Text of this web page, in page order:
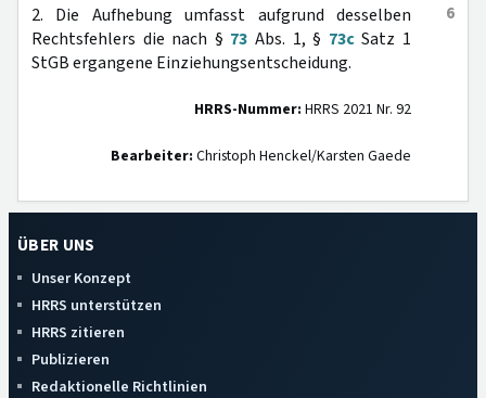
6
2. Die Aufhebung umfasst aufgrund desselben
Rechtsfehlers die nach § 73 Abs. 1, § 73cSatz 1
StGB ergangene Einziehungsentscheidung.
HRRS-Nummer: HRRS 2021 Nr. 92
Bearbeiter: Christoph Henckel/Karsten Gaede
ÜBER UNS
Unser Konzept
HRRS unterstützen
HRRS zitieren
Publizieren
Redaktionelle Richtlinien